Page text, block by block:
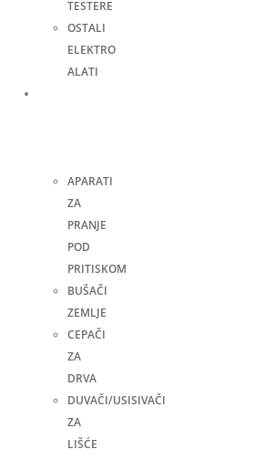
TESTERE
OSTALI
ELEKTRO
ALATI
APARATI
ZA
PRANJE
POD
PRITISKOM
BUŠAČI
ZEMLJE
CEPAČI
ZA
DRVA
DUVAČI/USISIVAČI
ZA
LIŠĆE